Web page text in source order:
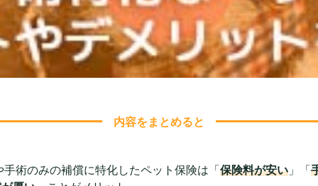
内容をまとめると
手術のみの補償に特化したペット保険は「保険料が安い 」「